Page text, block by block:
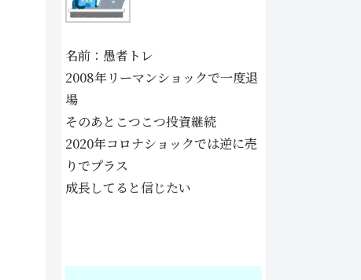
名前：愚者トレ
2008年リーマンショックで一度退
場
そのあとこつこつ投資継続
2020年コロナショックでは逆に売
りでプラス
成長してると信じたい